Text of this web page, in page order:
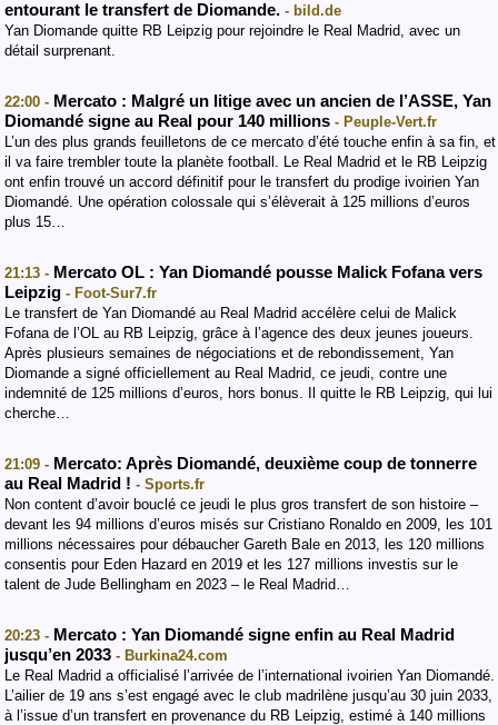
entourant le transfert de Diomande. - bild.de
Yan Diomande quitte RB Leipzig pour rejoindre le Real Madrid, avec un
détail surprenant.
22:00 - Mercato : Malgré un litige avec un ancien de l’ASSE, Yan
Diomandé signe au Real pour 140 millions - Peuple-Vert.fr
L’un des plus grands feuilletons de ce mercato d’été touche enfin à sa fin, et
il va faire trembler toute la planète football. Le Real Madrid et le RB Leipzig
ont enfin trouvé un accord définitif pour le transfert du prodige ivoirien Yan
Diomandé. Une opération colossale qui s’élèverait à 125 millions d’euros
plus 15…
21:13 - Mercato OL : Yan Diomandé pousse Malick Fofana vers
Leipzig - Foot-Sur7.fr
Le transfert de Yan Diomandé au Real Madrid accélère celui de Malick
Fofana de l’OL au RB Leipzig, grâce à l’agence des deux jeunes joueurs.
Après plusieurs semaines de négociations et de rebondissement, Yan
Diomande a signé officiellement au Real Madrid, ce jeudi, contre une
indemnité de 125 millions d’euros, hors bonus. Il quitte le RB Leipzig, qui lui
cherche…
21:09 - Mercato: Après Diomandé, deuxième coup de tonnerre
au Real Madrid ! - Sports.fr
Non content d’avoir bouclé ce jeudi le plus gros transfert de son histoire –
devant les 94 millions d’euros misés sur Cristiano Ronaldo en 2009, les 101
millions nécessaires pour débaucher Gareth Bale en 2013, les 120 millions
consentis pour Eden Hazard en 2019 et les 127 millions investis sur le
talent de Jude Bellingham en 2023 – le Real Madrid…
20:23 - Mercato : Yan Diomandé signe enfin au Real Madrid
jusqu’en 2033 - Burkina24.com
Le Real Madrid a officialisé l’arrivée de l’international ivoirien Yan Diomandé.
L’ailier de 19 ans s’est engagé avec le club madrilène jusqu’au 30 juin 2033,
à l’issue d’un transfert en provenance du RB Leipzig, estimé à 140 millions